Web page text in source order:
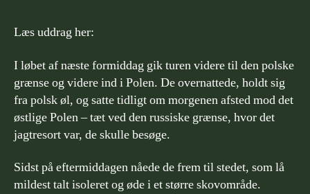
Læs uddrag her:
I løbet af næste formiddag gik turen videre til den polske
grænse og videre ind i Polen. De overnattede, holdt sig
fra polsk øl, og satte tidligt om morgenen afsted mod det
østlige Polen – tæt ved den russiske grænse, hvor det
jagtresort var, de skulle besøge.
Sidst på eftermiddagen nåede de frem til stedet, som lå
mildest talt isoleret og øde i et større skovområde.